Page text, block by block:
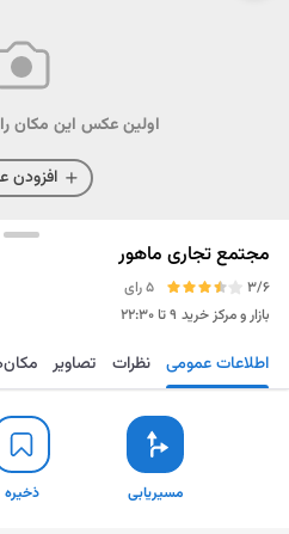
اولین عکس این مکان
مجتمع تجاری ماهور
3/6
5 رای
بازار و مرکز خرید ۹ تا ۲۲:۳۰
مسیریابی ذخیره اطلاعات عمومی نظرات تصاویر
مسیریابی ذخیره